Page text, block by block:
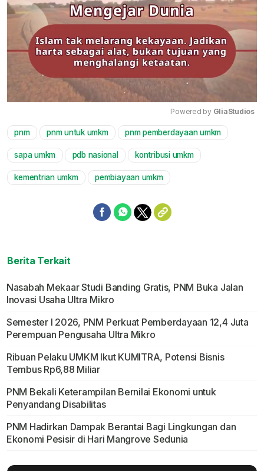
Mute
Powered by GliaStudios
pnm pnm untuk umkm pnm pemberdayaan umkm
sapa umkm pdb nasional kontribusi umkm
kementrian umkm pembiayaan umkm
Berita Terkait
Nasabah Mekaar Studi Banding Gratis, PNM Buka Jalan
Inovasi Usaha Ultra Mikro
Semester I 2026, PNM Perkuat Pemberdayaan 12,4 Juta
Perempuan Pengusaha Ultra Mikro
Ribuan Pelaku UMKM Ikut KUMITRA, Potensi Bisnis
Tembus Rp6,88 Miliar
PNM Bekali Keterampilan Bernilai Ekonomi untuk
Penyandang Disabilitas
PNM Hadirkan Dampak Berantai Bagi Lingkungan dan
Ekonomi Pesisir di Hari Mangrove Sedunia